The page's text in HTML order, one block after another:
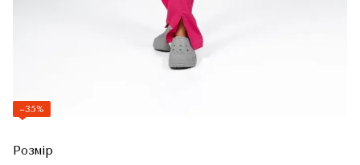
−35%
Розмір